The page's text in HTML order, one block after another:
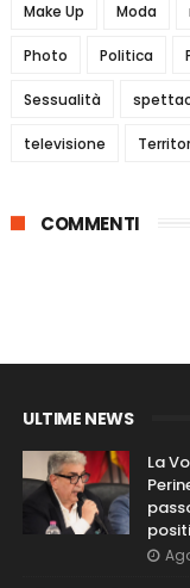
Make Up Moda
Photo Politica
Sessualità
televisione
COMMENTI
ULTIME NEWS
La